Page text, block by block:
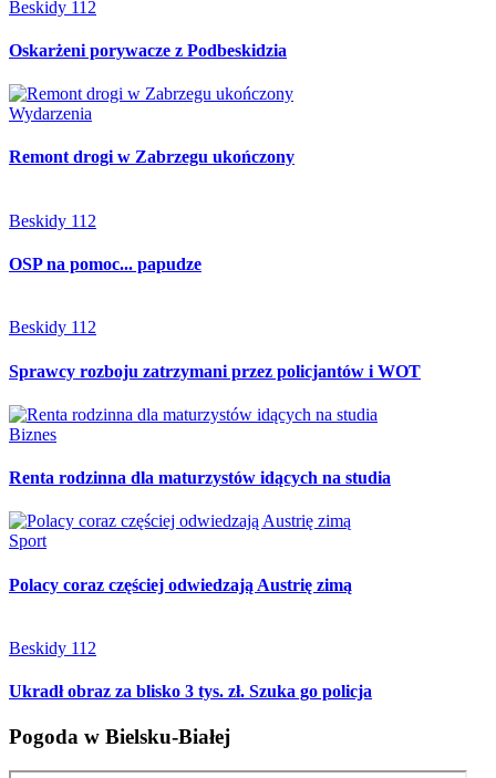
Beskidy 112
Oskarżeni porywacze z Podbeskidzia
Wydarzenia
Remont drogi w Zabrzegu ukończony
Beskidy 112
OSP na pomoc... papudze
Beskidy 112
Sprawcy rozboju zatrzymani przez policjantów i WOT
Biznes
Renta rodzinna dla maturzystów idących na studia
Sport
Polacy coraz częściej odwiedzają Austrię zimą
Beskidy 112
Ukradł obraz za blisko 3 tys. zł. Szuka go policja
Pogoda w Bielsku-Białej